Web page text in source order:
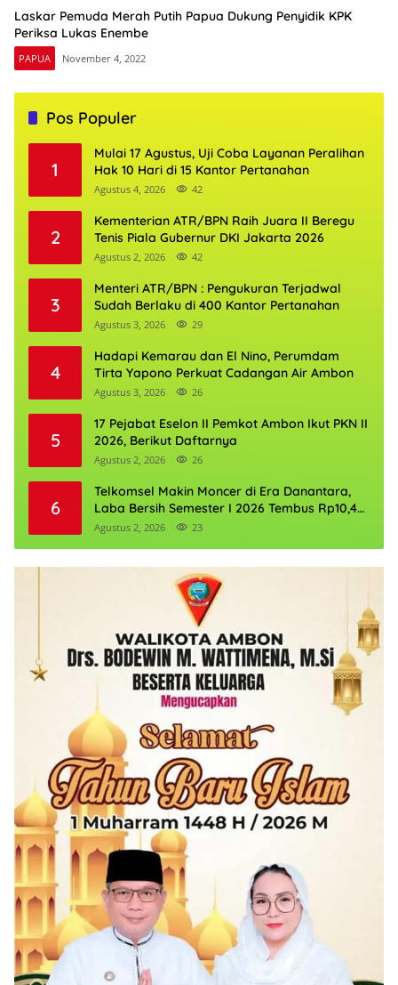
Laskar Pemuda Merah Putih Papua Dukung Penyidik KPK
Periksa Lukas Enembe
PAPUA November 4, 2022
Pos Populer
1
Mulai 17 Agustus, Uji Coba Layanan Peralihan
Hak 10 Hari di 15 Kantor Pertanahan
Agustus 4, 2026 42
2
Kementerian ATR/BPN Raih Juara II Beregu
Tenis Piala Gubernur DKI Jakarta 2026
Agustus 2, 2026 42
3
Menteri ATR/BPN : Pengukuran Terjadwal
Sudah Berlaku di 400 Kantor Pertanahan
Agustus 3, 2026 29
4
Hadapi Kemarau dan El Nino, Perumdam
Tirta Yapono Perkuat Cadangan Air Ambon
Agustus 3, 2026 26
5
17 Pejabat Eselon II Pemkot Ambon Ikut PKN II
2026, Berikut Daftarnya
Agustus 2, 2026 26
6
Telkomsel Makin Moncer di Era Danantara,
Laba Bersih Semester I 2026 Tembus Rp10,4
Triliun
Agustus 2, 2026 23